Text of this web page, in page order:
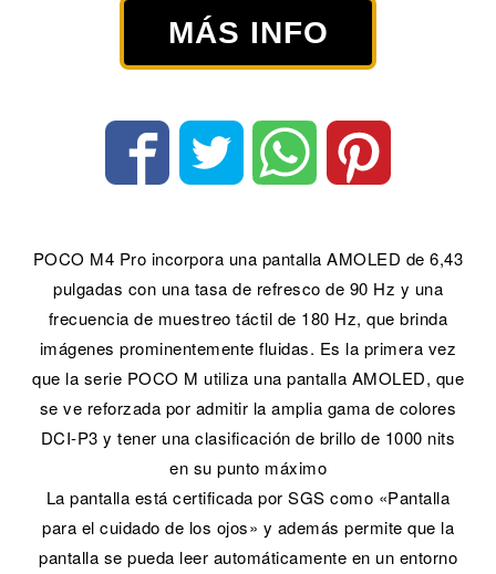
MÁS INFO
POCO M4 Pro incorpora una pantalla AMOLED de 6,43
pulgadas con una tasa de refresco de 90 Hz y una
frecuencia de muestreo táctil de 180 Hz, que brinda
imágenes prominentemente fluidas. Es la primera vez
que la serie POCO M utiliza una pantalla AMOLED, que
se ve reforzada por admitir la amplia gama de colores
DCI-P3 y tener una clasificación de brillo de 1000 nits
en su punto máximo
La pantalla está certificada por SGS como «Pantalla
para el cuidado de los ojos» y además permite que la
pantalla se pueda leer automáticamente en un entorno